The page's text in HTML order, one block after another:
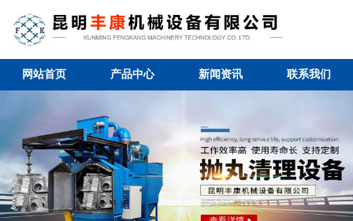
网站首页 产品中心 新闻资讯 联系我们